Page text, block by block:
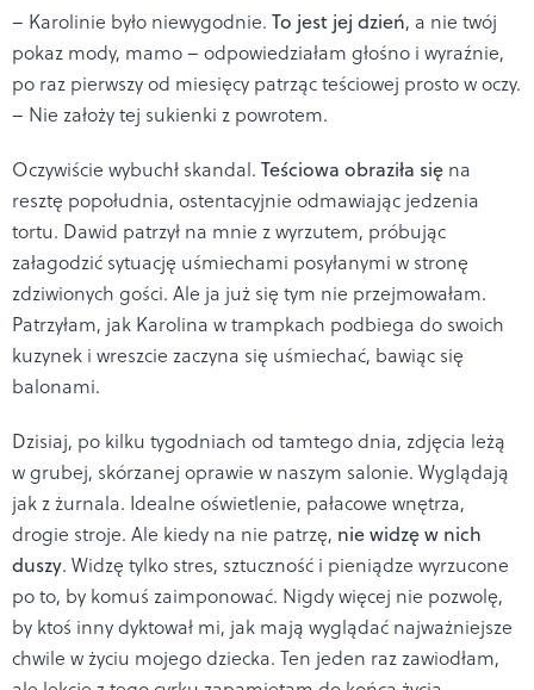
– Karolinie było niewygodnie. To jest jej dzień, a nie twój
pokaz mody, mamo – odpowiedziałam głośno i wyraźnie,
po raz pierwszy od miesięcy patrząc teściowej prosto w oczy.
– Nie założy tej sukienki z powrotem.
Oczywiście wybuchł skandal. Teściowa obraziła się na
resztę popołudnia, ostentacyjnie odmawiając jedzenia
tortu. Dawid patrzył na mnie z wyrzutem, próbując
załagodzić sytuację uśmiechami posyłanymi w stronę
zdziwionych gości. Ale ja już się tym nie przejmowałam.
Patrzyłam, jak Karolina w trampkach podbiega do swoich
kuzynek i wreszcie zaczyna się uśmiechać, bawiąc się
balonami.
Dzisiaj, po kilku tygodniach od tamtego dnia, zdjęcia leżą
w grubej, skórzanej oprawie w naszym salonie. Wyglądają
jak z żurnala. Idealne oświetlenie, pałacowe wnętrza,
drogie stroje. Ale kiedy na nie patrzę, nie widzę w nich
duszy. Widzę tylko stres, sztuczność i pieniądze wyrzucone
po to, by komuś zaimponować. Nigdy więcej nie pozwolę,
by ktoś inny dyktował mi, jak mają wyglądać najważniejsze
chwile w życiu mojego dziecka. Ten jeden raz zawiodłam,